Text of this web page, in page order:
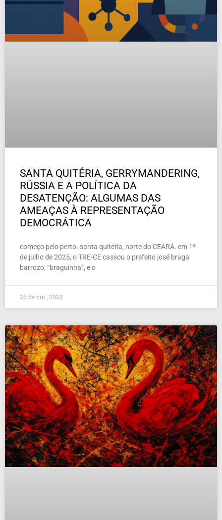
SANTA QUITÉRIA, GERRYMANDERING,
RÚSSIA E A POLÍTICA DA
DESATENÇÃO: ALGUMAS DAS
AMEAÇAS À REPRESENTAÇÃO
DEMOCRÁTICA
começo pelo perto. santa quitéria, norte do CEARÁ. em 1º
de julho de 2025, o TRE-CE cassou o prefeito josé braga
barrozo, “braguinha”, e o
26 de out , 2025